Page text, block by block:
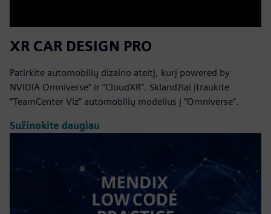
XR CAR DESIGN PRO
Patirkite automobilių dizaino ateitį, kurį powered by
NVIDIA Omniverse” ir “CloudXR”. Sklandžiai įtraukite
“TeamCenter Viz” automobilių modelius į “Omniverse”.
Sužinokite daugiau